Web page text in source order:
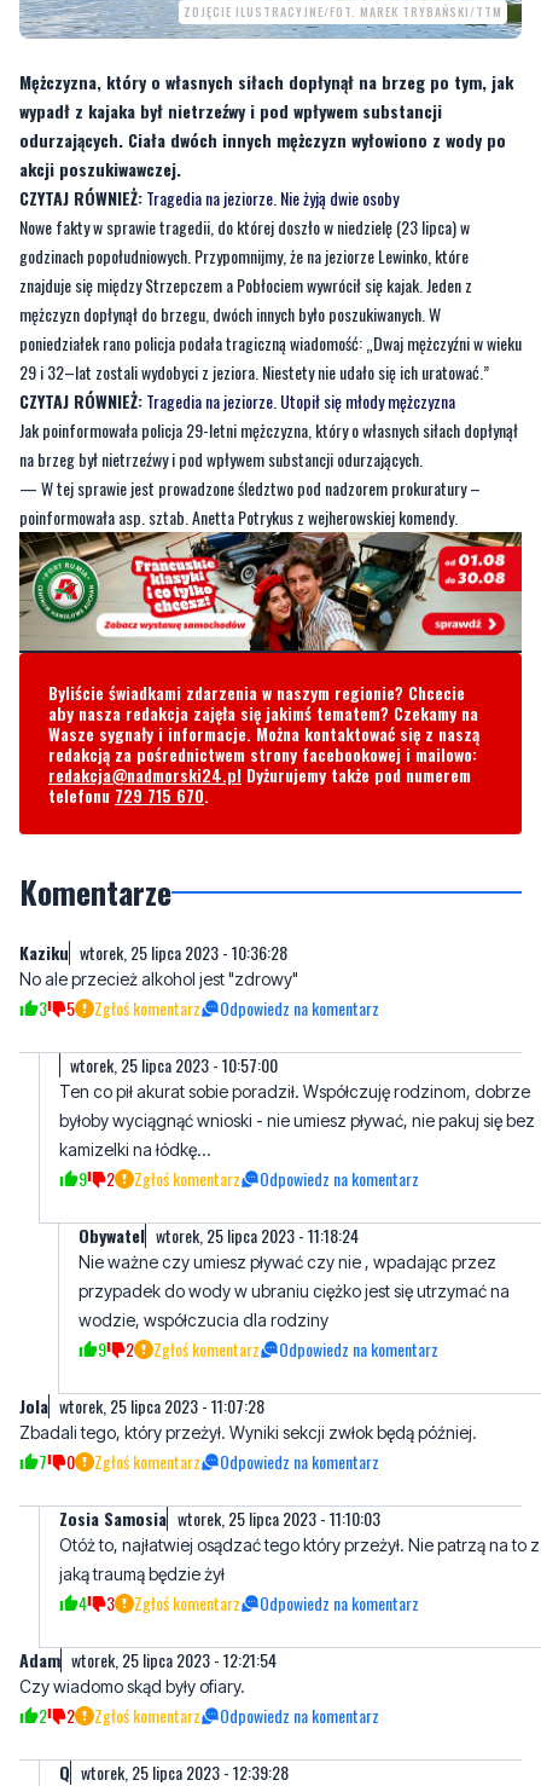
ZDJĘCIE ILUSTRACYJNE/FOT. MAREK TRYBAŃSKI/TTM
Mężczyzna, który o własnych siłach dopłynął na brzeg po tym, jak
wypadł z kajaka był nietrzeźwy i pod wpływem substancji
odurzających. Ciała dwóch innych mężczyzn wyłowiono z wody po
akcji poszukiwawczej.
CZYTAJ RÓWNIEŻ:Tragedia na jeziorze. Nie żyją dwie osoby
Nowe fakty w sprawie tragedii, do której doszło w niedzielę (23 lipca) w
godzinach popołudniowych. Przypomnijmy, że na jeziorze Lewinko, które
znajduje się między Strzepczem a Pobłociem wywrócił się kajak. Jeden z
mężczyzn dopłynął do brzegu, dwóch innych było poszukiwanych. W
poniedziałek rano policja podała tragiczną wiadomość: „Dwaj mężczyźni w wieku
29 i 32–lat zostali wydobyci z jeziora. Niestety nie udało się ich uratować.”
CZYTAJ RÓWNIEŻ:Tragedia na jeziorze. Utopił się młody mężczyzna
Jak poinformowała policja 29-letni mężczyzna, który o własnych siłach dopłynął
na brzeg był nietrzeźwy i pod wpływem substancji odurzających.
— W tej sprawie jest prowadzone śledztwo pod nadzorem prokuratury –
poinformowała asp. sztab. Anetta Potrykus z wejherowskiej komendy.
Byliście świadkami zdarzenia w naszym regionie? Chcecie
aby nasza redakcja zajęła się jakimś tematem? Czekamy na
Wasze sygnały i informacje. Można kontaktować się z naszą
redakcją za pośrednictwem strony facebookowej i mailowo:
redakcja@nadmorski24.pl Dyżurujemy także pod numerem
telefonu 729 715 670.
Komentarze
Kaziku wtorek, 25 lipca 2023 - 10:36:28
No ale przecież alkohol jest "zdrowy"
3 5 Zgłoś komentarz Odpowiedz na komentarz
wtorek, 25 lipca 2023 - 10:57:00
Ten co pił akurat sobie poradził. Współczuję rodzinom, dobrze
byłoby wyciągnąć wnioski - nie umiesz pływać, nie pakuj się bez
kamizelki na łódkę...
9 2 Zgłoś komentarz Odpowiedz na komentarz
Obywatel wtorek, 25 lipca 2023 - 11:18:24
Nie ważne czy umiesz pływać czy nie , wpadając przez
przypadek do wody w ubraniu ciężko jest się utrzymać na
wodzie, współczucia dla rodziny
9 2 Zgłoś komentarz Odpowiedz na komentarz
Jola wtorek, 25 lipca 2023 - 11:07:28
Zbadali tego, który przeżył. Wyniki sekcji zwłok będą później.
7 0 Zgłoś komentarz Odpowiedz na komentarz
Zosia Samosia wtorek, 25 lipca 2023 - 11:10:03
Otóż to, najłatwiej osądzać tego który przeżył. Nie patrzą na to z
jaką traumą będzie żył
4 3 Zgłoś komentarz Odpowiedz na komentarz
Adam wtorek, 25 lipca 2023 - 12:21:54
Czy wiadomo skąd były ofiary.
2 2 Zgłoś komentarz Odpowiedz na komentarz
Q wtorek, 25 lipca 2023 - 12:39:28